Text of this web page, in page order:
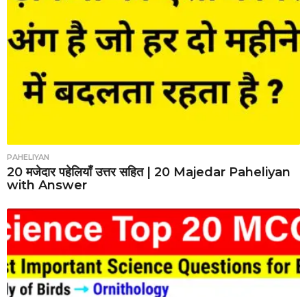
PAHELIYAN
20 मजेदार पहेलियाँ उत्तर सहित | 20 Majedar Paheliyan
with Answer